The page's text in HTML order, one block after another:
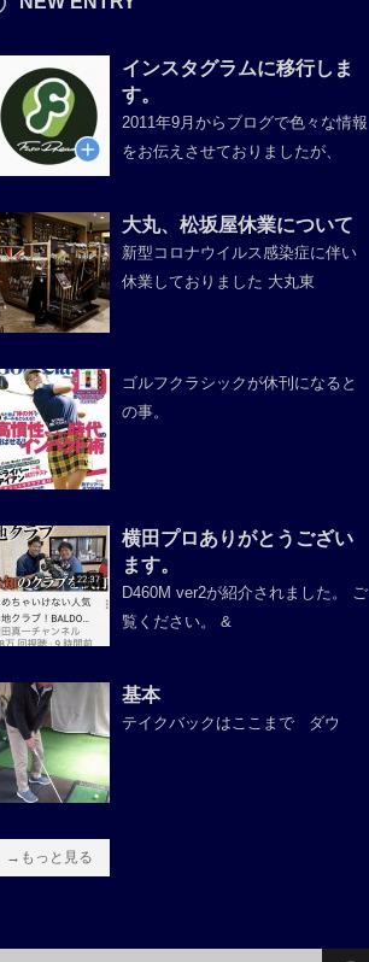
インスタグラムに移行しま
す。
2011年9月からブログで色々な情報
をお伝えさせておりましたが、
大丸、松坂屋休業について
新型コロナウイルス感染症に伴い
休業しておりました 大丸東
ゴルフクラシックが休刊になると
の事。
横田プロありがとうござい
ます。
D460M ver2が紹介されました。 ご
覧ください。 &
基本
テイクバックはここまで ダウ
→もっと見る